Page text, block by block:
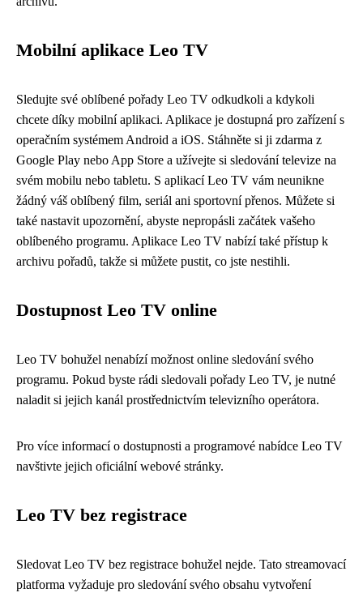
Mobilní aplikace Leo TV
Sledujte své oblíbené pořady Leo TV odkudkoli a kdykoli
chcete díky mobilní aplikaci. Aplikace je dostupná pro zařízení s
operačním systémem Android a iOS. Stáhněte si ji zdarma z
Google Play nebo App Store a užívejte si sledování televize na
svém mobilu nebo tabletu. S aplikací Leo TV vám neunikne
žádný váš oblíbený film, seriál ani sportovní přenos. Můžete si
také nastavit upozornění, abyste nepropásli začátek vašeho
oblíbeného programu. Aplikace Leo TV nabízí také přístup k
archivu pořadů, takže si můžete pustit, co jste nestihli.
Dostupnost Leo TV online
Leo TV bohužel nenabízí možnost online sledování svého
programu. Pokud byste rádi sledovali pořady Leo TV, je nutné
naladit si jejich kanál prostřednictvím televizního operátora.
Pro více informací o dostupnosti a programové nabídce Leo TV
navštivte jejich oficiální webové stránky.
Leo TV bez registrace
Sledovat Leo TV bez registrace bohužel nejde. Tato streamovací
platforma vyžaduje pro sledování svého obsahu vytvoření